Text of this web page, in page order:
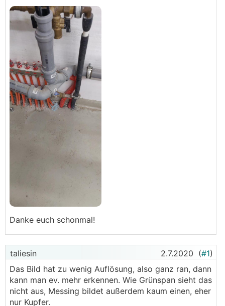
Danke euch schonmal!
taliesin 2.7.2020 (#1)
Das Bild hat zu wenig Auflösung, also ganz ran, dann
kann man ev. mehr erkennen. Wie Grünspan sieht das
nicht aus, Messing bildet außerdem kaum einen, eher
nur Kupfer.